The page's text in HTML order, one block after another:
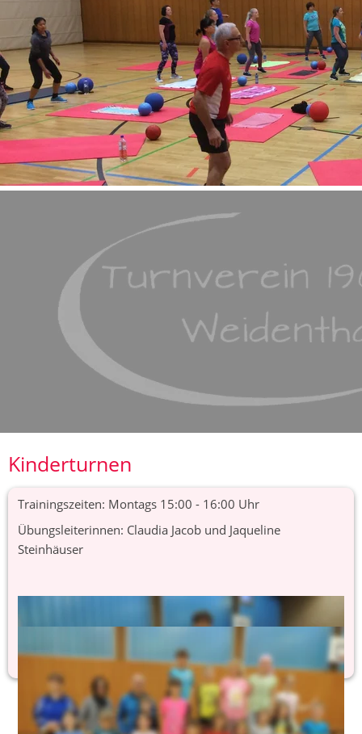
Kinderturnen
Trainingszeiten: Montags 15:00 - 16:00 Uhr
Übungsleiterinnen: Claudia Jacob und Jaqueline
Steinhäuser